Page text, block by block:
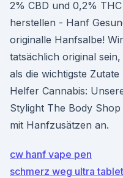
2% CBD und 0,2%
herstellen - Hanf
originalle Hanfsalbe!
tatsächlich original
als die wichtigste
Helfer Cannabis:
Stylight The Body
mit Hanfzusätzen an.
cw hanf vape pen
schmerz weg ultra